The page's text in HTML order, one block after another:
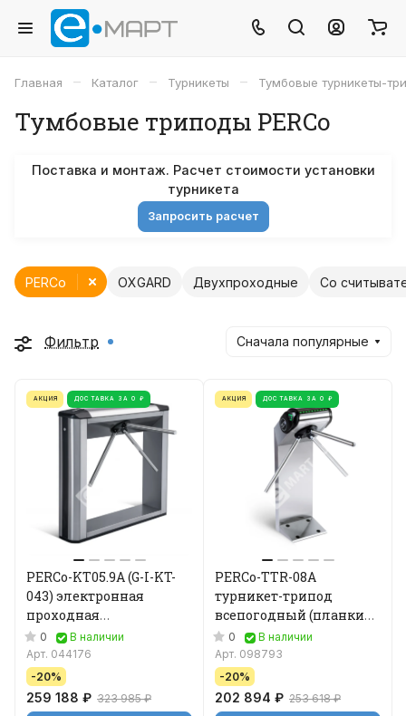
Главная – Каталог – Турникеты – Тумбовые турникеты-
Тумбовые триподы PERCo
Поставка и монтаж. Расчет стоимости установки
турникета
Запросить расчет
OXGARD Двухпроходные Со
PERCo
Фильтр Сначала популярные
АКЦИЯ ДОСТАВКА ЗА 0 ₽
PERCo-KT05.9A (G-I-KT-
043) электронная
проходная
(автоматическая
Антипаника)
0
В наличии
Арт. 044176
-20%
259 188 ₽ 323 985 ₽
АКЦИЯ ДОСТАВКА ЗА 0 ₽
PERCo-TTR-08A
турникет-трипод
всепогодный (планки
Антипаника)
0
В наличии
Арт. 098793
-20%
202 894 ₽ 253 618 ₽